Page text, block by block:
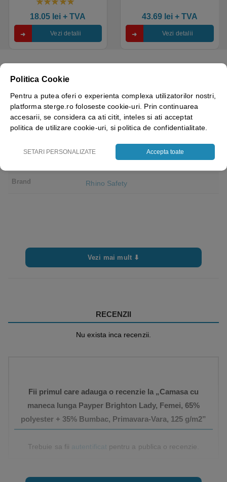
saloane si domeniul
industrial, calitate premium
18.05 lei + TVA
Vezi detalii
43.69 lei+ TVA
Vezi detalii
Culoare Black, Navy Blue, Sky Blue, White
Marime S, M, L, XL
Brand Rhino Safety
Vezi mai mult ⬇
RECENZII
Nu exista inca recenzii.
Fii primul care adauga o recenzie la „Camasa cu
maneca lunga Payper Brighton Lady, Femei, 65%
polyester + 35% Bumbac, Primavara-Vara, 125 g/m2”
Trebuie sa fii autentificat pentru a publica o recenzie.
Politica Cookie
Pentru a putea oferi o experienta complexa utilizatorilor nostri,
platforma sterge.ro foloseste cookie-uri. Prin continuarea
accesarii, se considera ca ati citit, inteles si ati acceptat
politica de utilizare cookie-uri, si politica de confidentialitate.
SETARI PERSONALIZATE Accepta toate